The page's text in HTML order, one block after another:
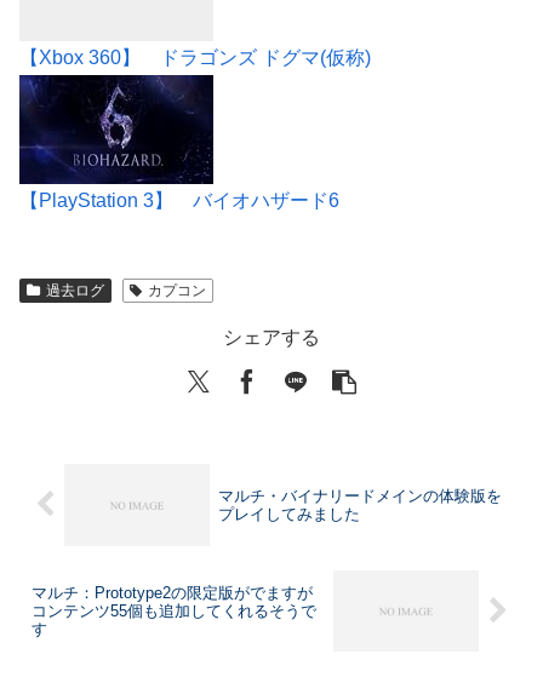
【Xbox 360】 ドラゴンズ ドグマ(仮称)
【PlayStation 3】 バイオハザード6
過去ログ カプコン
シェアする
マルチ・バイナリードメインの体験版を
プレイしてみました
マルチ：Prototype2の限定版がでますが
コンテンツ55個も追加してくれるそうで
す